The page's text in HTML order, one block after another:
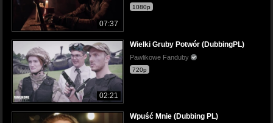
07:37
1080p
02:21
Wielki Gruby Potwór (DubbingPL)
Pawlikowe Fanduby
720p
Wpuść Mnie (Dubbing PL)